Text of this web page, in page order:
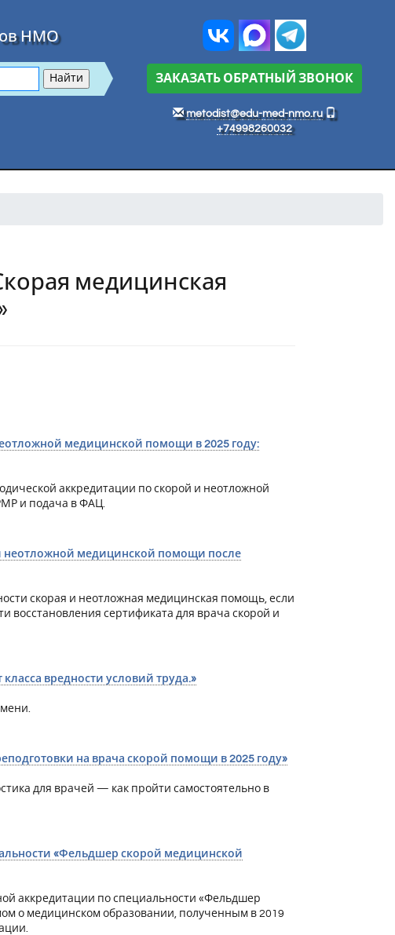
НМО
ЗАКАЗАТЬ ОБРАТНЫЙ ЗВОНОК
metodist@edu-med-nmo.ru
+74998260032
медицинская
медицинской помощи в 2025 году:
аккредитации по скорой и неотложной
и подача в ФАЦ.
неотложной медицинской помощи после
скорая и неотложная медицинская помощь, если
восстановления сертификата для врача скорой и
вредности условий труда.»
на врача скорой помощи в 2025 году»
для врачей — как пройти самостоятельно в
«Фельдшер скорой медицинской
аккредитации по специальности «Фельдшер
о медицинском образовании, полученным в 2019